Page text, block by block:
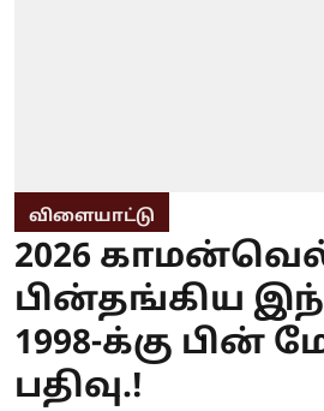
விளையாட்டு
2026
பின்தங்கிய
1998-க்கு பின்
பதிவு.!